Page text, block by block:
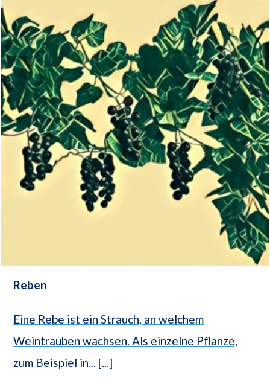
Reben
Eine Rebe ist ein Strauch, an welchem
Weintrauben wachsen. Als einzelne Pflanze,
zum Beispiel in... [...]